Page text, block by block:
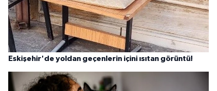
Eskişehir'de yoldan geçenlerin içini ısıtan görüntü!